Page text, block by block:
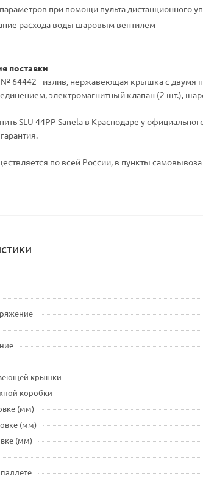
при помощи пульта дистанционного
расхода воды шаровым вентилем
поставки
№ 64442 - излив, нержавеющая крышка с
электромагнитный клапан (2 шт.),
SLU 44PP Sanela в Краснодаре у
по всей России, в пункты
крышки
коробки
(мм)
(мм)
(мм)